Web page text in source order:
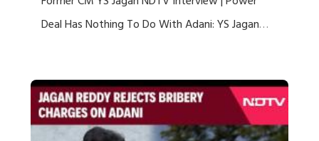
Deal Has Nothing To Do With Adani: YS Jagan